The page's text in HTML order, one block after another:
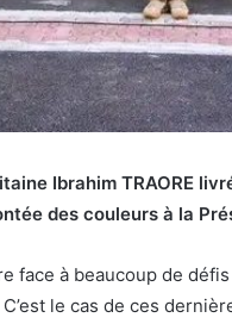
Ibrahim TRAORE
des couleurs à la
face à beaucoup de
le cas de ces